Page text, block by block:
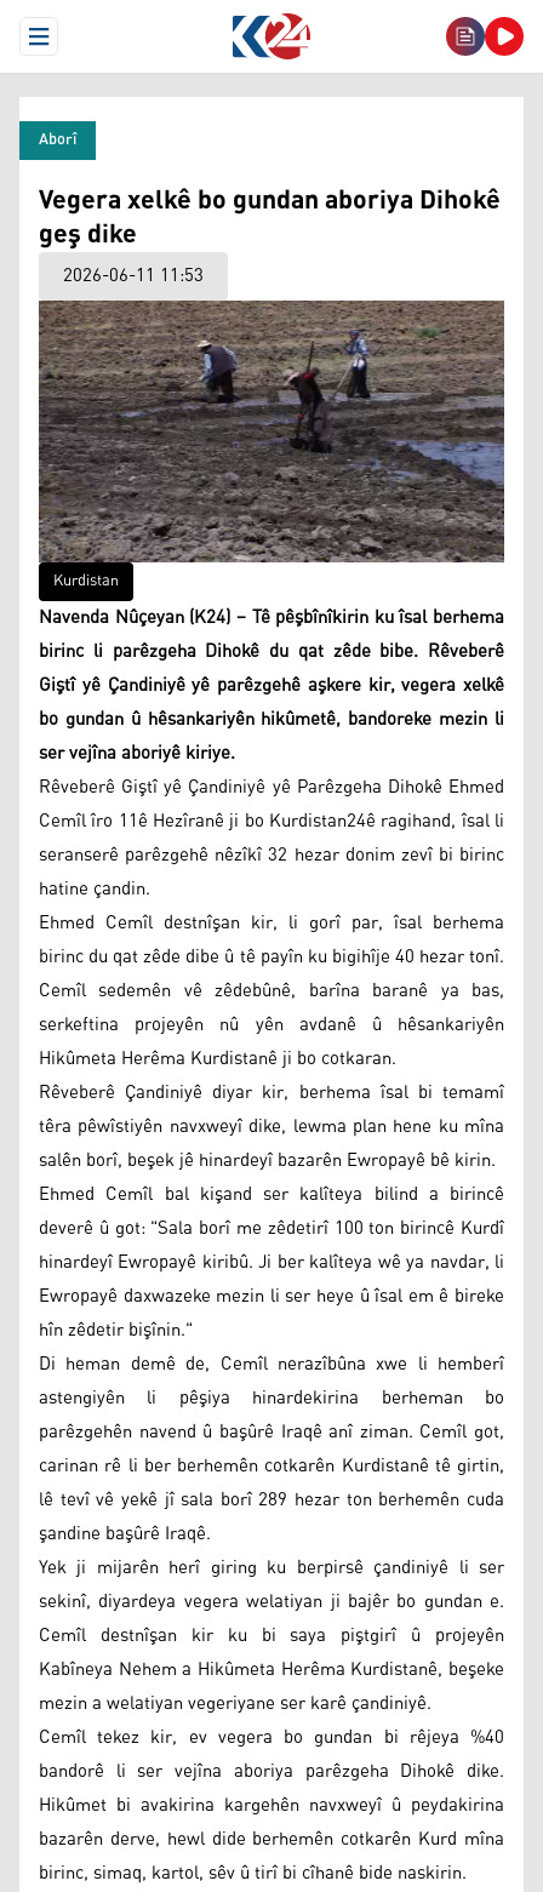
Open Menu
Aborî
Vegera xelkê bo gundan aboriya Dihokê
geş dike
2026-06-11 11:53
Kurdistan
Navenda Nûçeyan (K24) – Tê pêşbînîkirin ku îsal berhema
birinc li parêzgeha Dihokê du qat zêde bibe. Rêveberê
Giştî yê Çandiniyê yê parêzgehê aşkere kir, vegera xelkê
bo gundan û hêsankariyên hikûmetê, bandoreke mezin li
ser vejîna aboriyê kiriye.
Rêveberê Giştî yê Çandiniyê yê Parêzgeha Dihokê Ehmed
Cemîl îro 11ê Hezîranê ji bo Kurdistan24ê ragihand, îsal li
seranserê parêzgehê nêzîkî 32 hezar donim zevî bi birinc
hatine çandin.
Ehmed Cemîl destnîşan kir, li gorî par, îsal berhema
birinc du qat zêde dibe û tê payîn ku bigihîje 40 hezar tonî.
Cemîl sedemên vê zêdebûnê, barîna baranê ya bas,
serkeftina projeyên nû yên avdanê û hêsankariyên
Hikûmeta Herêma Kurdistanê ji bo cotkaran.
Rêveberê Çandiniyê diyar kir, berhema îsal bi temamî
têra pêwîstiyên navxweyî dike, lewma plan hene ku mîna
salên borî, beşek jê hinardeyî bazarên Ewropayê bê kirin.
Ehmed Cemîl bal kişand ser kalîteya bilind a birincê
deverê û got: "Sala borî me zêdetirî 100 ton birincê Kurdî
hinardeyî Ewropayê kiribû. Ji ber kalîteya wê ya navdar, li
Ewropayê daxwazeke mezin li ser heye û îsal em ê bireke
hîn zêdetir bişînin."
Di heman demê de, Cemîl nerazîbûna xwe li hemberî
astengiyên li pêşiya hinardekirina berheman bo
parêzgehên navend û başûrê Iraqê anî ziman. Cemîl got,
carinan rê li ber berhemên cotkarên Kurdistanê tê girtin,
lê tevî vê yekê jî sala borî 289 hezar ton berhemên cuda
şandine başûrê Iraqê.
Yek ji mijarên herî giring ku berpirsê çandiniyê li ser
sekinî, diyardeya vegera welatiyan ji bajêr bo gundan e.
Cemîl destnîşan kir ku bi saya piştgirî û projeyên
Kabîneya Nehem a Hikûmeta Herêma Kurdistanê, beşeke
mezin a welatiyan vegeriyane ser karê çandiniyê.
Cemîl tekez kir, ev vegera bo gundan bi rêjeya %40
bandorê li ser vejîna aboriya parêzgeha Dihokê dike.
Hikûmet bi avakirina kargehên navxweyî û peydakirina
bazarên derve, hewl dide berhemên cotkarên Kurd mîna
birinc, simaq, kartol, sêv û tirî bi cîhanê bide naskirin.